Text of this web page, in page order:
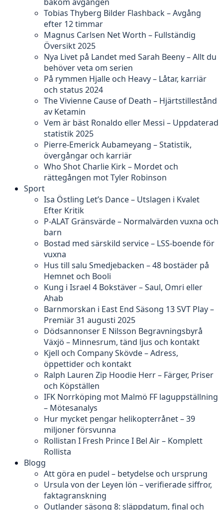
Tobias Thyberg Bilder Flashback – Avgång
efter 12 timmar
Magnus Carlsen Net Worth – Fullständig
Översikt 2025
Nya Livet på Landet med Sarah Beeny – Allt du
behöver veta om serien
På rymmen Hjalle och Heavy – Låtar, karriär
och status 2024
The Vivienne Cause of Death – Hjärtstillestånd
av Ketamin
Vem är bäst Ronaldo eller Messi – Uppdaterad
statistik 2025
Pierre-Emerick Aubameyang – Statistik,
övergångar och karriär
Who Shot Charlie Kirk – Mordet och
rättegången mot Tyler Robinson
Sport
Isa Östling Let’s Dance – Utslagen i Kvalet
Efter Kritik
P-ALAT Gränsvärde – Normalvärden vuxna och
barn
Bostad med särskild service – LSS-boende för
vuxna
Hus till salu Smedjebacken – 48 bostäder på
Hemnet och Booli
Kung i Israel 4 Bokstäver – Saul, Omri eller
Ahab
Barnmorskan i East End Säsong 13 SVT Play –
Premiär 31 augusti 2025
Dödsannonser E Nilsson Begravningsbyrå
Växjö – Minnesrum, tänd ljus och kontakt
Kjell och Company Skövde – Adress,
öppettider och kontakt
Ralph Lauren Zip Hoodie Herr – Färger, Priser
och Köpställen
IFK Norrköping mot Malmö FF laguppställning
– Mötesanalys
Hur mycket pengar helikopterrånet – 39
miljoner försvunna
Rollistan I Fresh Prince I Bel Air – Komplett
Rollista
Blogg
Att göra en pudel – betydelse och ursprung
Ursula von der Leyen lön – verifierade siffror,
faktagranskning
Outlander säsong 8: släppdatum, final och